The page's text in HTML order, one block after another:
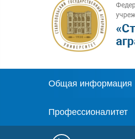
Общая информация
Профессионалитет